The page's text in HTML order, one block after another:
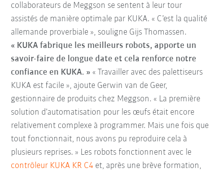
collaborateurs de Meggson se sentent à leur tour
assistés de manière optimale par KUKA. « C’est la qualité
allemande proverbiale », souligne Gijs Thomassen.
« KUKA fabrique les meilleurs robots, apporte un
savoir-faire de longue date et cela renforce notre
confiance en KUKA. » « Travailler avec des palettiseurs
KUKA est facile », ajoute Gerwin van de Geer,
gestionnaire de produits chez Meggson. « La première
solution d’automatisation pour les œufs était encore
relativement complexe à programmer. Mais une fois que
tout fonctionnait, nous avons pu reproduire cela à
plusieurs reprises. » Les robots fonctionnent avec le
contrôleur KUKA KR C4 et, après une brève formation,